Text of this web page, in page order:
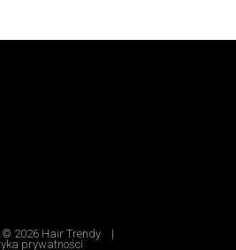
2026 Hair Trendy |
prywatności